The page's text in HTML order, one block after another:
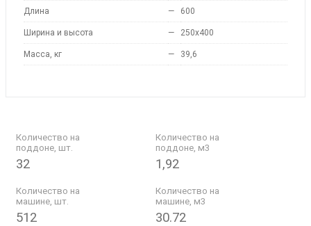
Длина — 600
Ширина и высота — 250x400
Масса, кг — 39,6
Количество на
поддоне, шт.
32
Количество на
поддоне, м3
1,92
Количество на
машине, шт.
512
Количество на
машине, м3
30.72